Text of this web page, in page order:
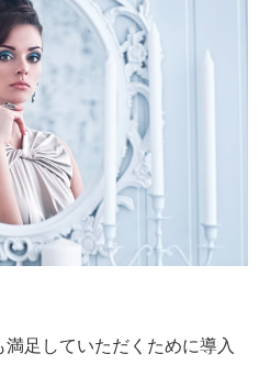
足していただくために導入